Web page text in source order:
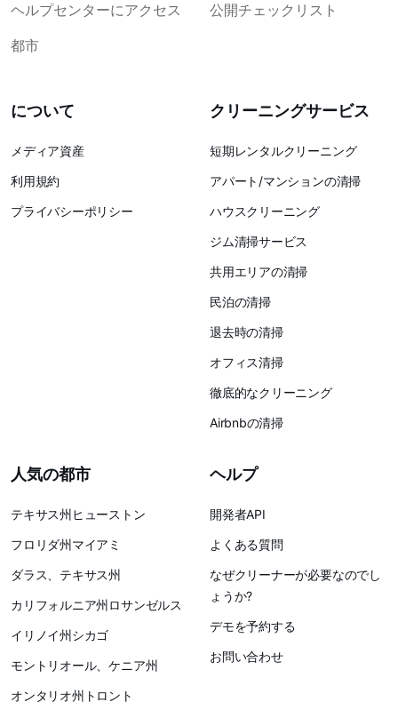
ヘルプセンターにアクセス
公開チェックリスト
都市
について
メディア資産
利用規約
プライバシーポリシー
クリーニングサービス
短期レンタルクリーニング
アパート/マンションの清掃
ハウスクリーニング
ジム清掃サービス
共用エリアの清掃
民泊の清掃
退去時の清掃
オフィス清掃
徹底的なクリーニング
Airbnbの清掃
人気の都市
テキサス州ヒューストン
フロリダ州マイアミ
ダラス、テキサス州
カリフォルニア州ロサンゼルス
イリノイ州シカゴ
モントリオール、ケニア州
オンタリオ州トロント
ヘルプ
開発者API
よくある質問
なぜクリーナーが必要なのでし
ょうか?
デモを予約する
お問い合わせ